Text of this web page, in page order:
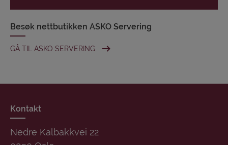
Besøk nettbutikken ASKO Servering
GÅ TIL ASKO SERVERING
Kontakt
Nedre Kalbakkvei 22